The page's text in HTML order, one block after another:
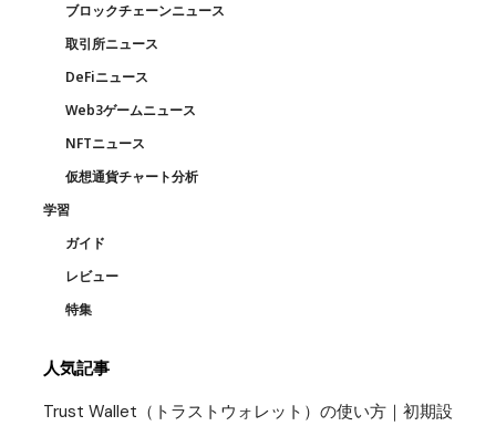
ブロックチェーンニュース
取引所ニュース
DeFiニュース
Web3ゲームニュース
NFTニュース
仮想通貨チャート分析
学習
ガイド
レビュー
特集
人気記事
Trust Wallet（トラストウォレット）の使い方｜初期設